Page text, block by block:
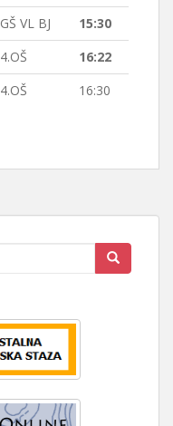
GŠ VL BJ
15:30
4.OŠ
16:22
4.OŠ 16:30